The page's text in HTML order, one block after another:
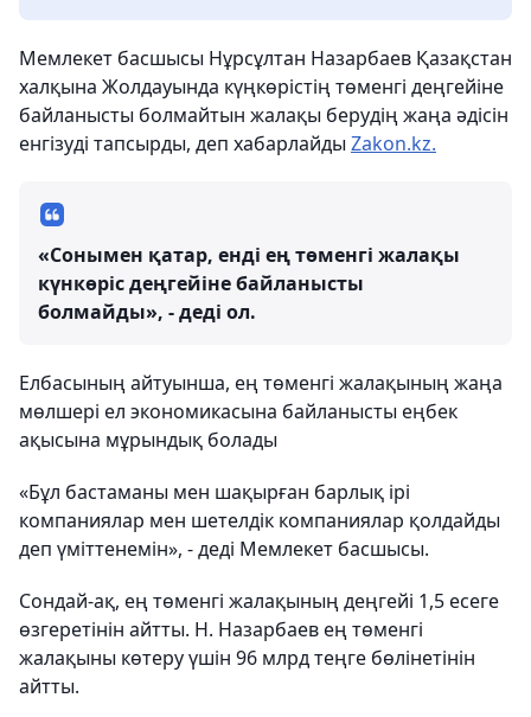
Мемлекет басшысы Нұрсұлтан Назарбаев Қазақстан
халқына Жолдауында күңкөрістің төменгі деңгейіне
байланысты болмайтын жалақы берудің жаңа әдісін
енгізуді тапсырды, деп хабарлайды Zakon.kz.
«Сонымен қатар, енді ең төменгі жалақы
күнкөріс деңгейіне байланысты
болмайды», - деді ол.
Елбасының айтуынша, ең төменгі жалақының жаңа
мөлшері ел экономикасына байланысты еңбек
ақысына мұрындық болады
«Бұл бастаманы мен шақырған барлық ірі
компаниялар мен шетелдік компаниялар қолдайды
деп үміттенемін», - деді Мемлекет басшысы.
Сондай-ақ, ең төменгі жалақының деңгейі 1,5 есеге
өзгеретінін айтты. Н. Назарбаев ең төменгі
жалақыны көтеру үшін 96 млрд теңге бөлінетінін
айтты.